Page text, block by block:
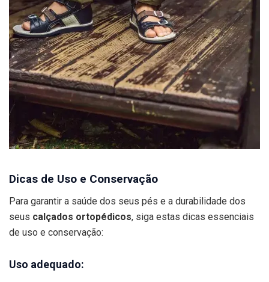
Dicas de Uso e Conservação
Para garantir a saúde dos seus pés e a durabilidade dos
seus calçados ortopédicos, siga estas dicas essenciais
de uso e conservação:
Uso adequado: